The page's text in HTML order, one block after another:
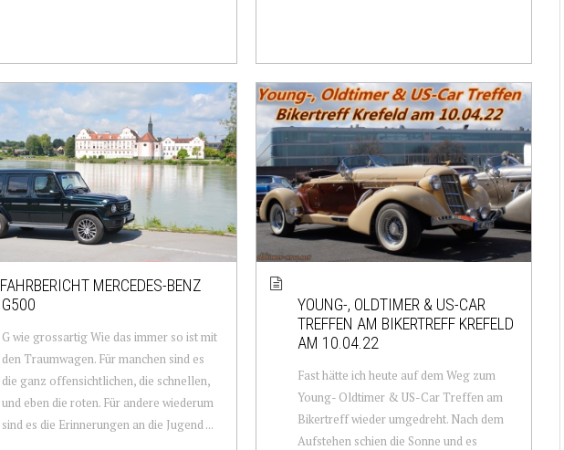
FAHRBERICHT MERCEDES-BENZ
G500
G wie grossartig Wie das immer so ist mit
den Traumwagen. Für manchen sind es
die ganz offensichtlichen, die schnellen,
und eben die roten. Für andere wiederum
sind es die Erinnerungen an die Jugend ...
YOUNG-, OLDTIMER & US-CAR
TREFFEN AM BIKERTREFF KREFELD
AM 10.04.22
Fast hätte ich heute auf dem Weg zum
Young- Oldtimer & US-Car Treffen am
Bikertreff wieder umgedreht. Nach dem
Aufstehen schien die Sonne und es